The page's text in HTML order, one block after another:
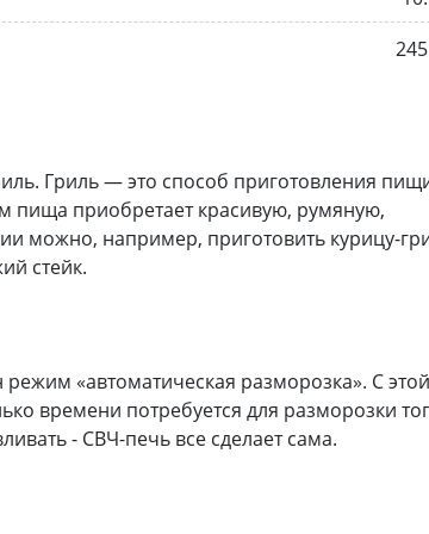
Гриль — это способ приготовления
пища приобретает красивую, румяную,
можно, например, приготовить курицу-
стейк.
«автоматическая разморозка». С этой
времени потребуется для разморозки
- СВЧ-печь все сделает сама.